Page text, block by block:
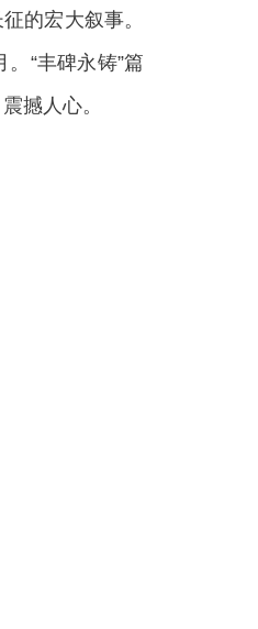
的宏大叙事。
“丰碑永铸”篇
撼人心。